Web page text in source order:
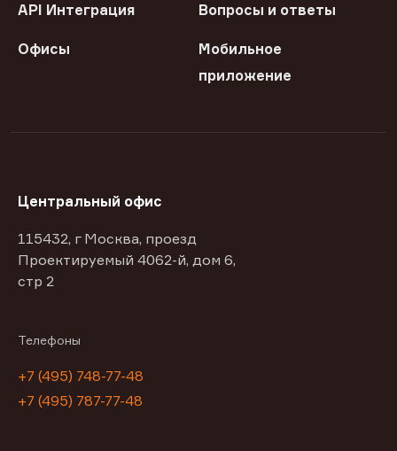
API Интеграция Вопросы и ответы
Офисы
Мобильное
приложение
Центральный офис
115432, г Москва, проезд
Проектируемый 4062-й, дом 6,
стр 2
Телефоны
+7 (495) 748-77-48
+7 (495) 787-77-48